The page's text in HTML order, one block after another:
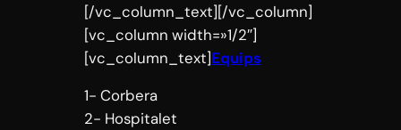
[/vc_column_text][/vc_column]
[vc_column width=»1/2″]
[vc_column_text]Equips
1- Corbera
2- Hospitalet